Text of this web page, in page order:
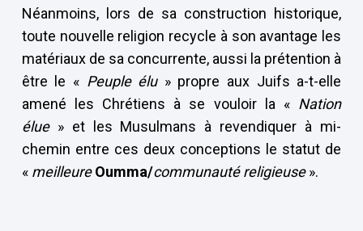
Néanmoins, lors de sa construction historique,
toute nouvelle religion recycle à son avantage les
matériaux de sa concurrente, aussi la prétention à
être le « Peuple élu» propre aux Juifs a-t-elle
amené les Chrétiens à se vouloir la « Nation
élue» et les Musulmans à revendiquer à mi-
chemin entre ces deux conceptions le statut de
« meilleure Oumma/communauté religieuse».